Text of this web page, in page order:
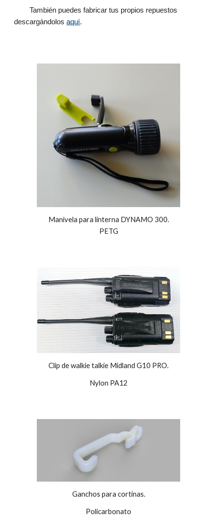
También puedes fabricar tus propios repuestos
descargándolosaquí.
Manivela para linterna DYNAMO 300.
PETG
Clip de walkie talkie Midland G10 PRO.
Nylon PA12
Ganchos para cortinas.
Policarbonato